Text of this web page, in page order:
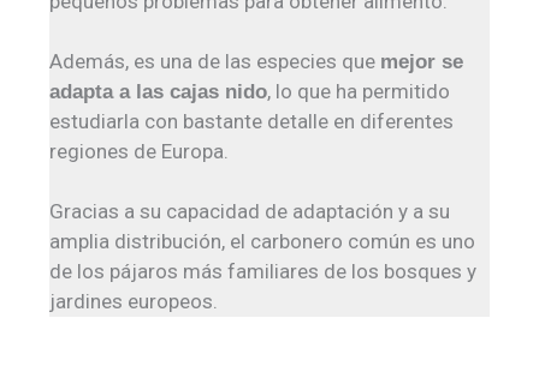
Además, es una de las especies que mejor se
adapta a las cajas nido, lo que ha permitido
estudiarla con bastante detalle en diferentes
regiones de Europa.
Gracias a su capacidad de adaptación y a su
amplia distribución, el carbonero común es uno
de los pájaros más familiares de los bosques y
jardines europeos.